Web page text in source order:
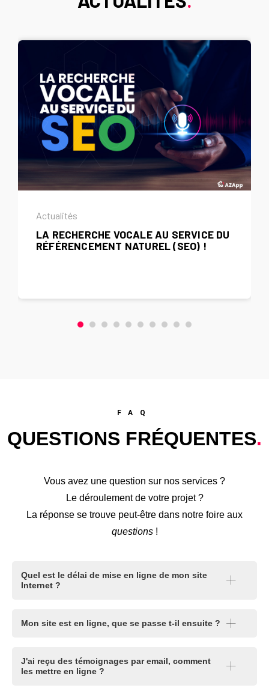
Actualités
LA RECHERCHE VOCALE AU SERVICE DU
RÉFÉRENCEMENT NATUREL (SEO) !
FAQ
QUESTIONS FRÉQUENTES.
Vous avez une question sur nos services ?
Le déroulement de votre projet ?
La réponse se trouve peut-être dans notre foire aux
questions!
Quel est le délai de mise en ligne de mon site
Internet ?
Mon site est en ligne, que se passe t-il ensuite ?
J'ai reçu des témoignages par email, comment
les mettre en ligne ?